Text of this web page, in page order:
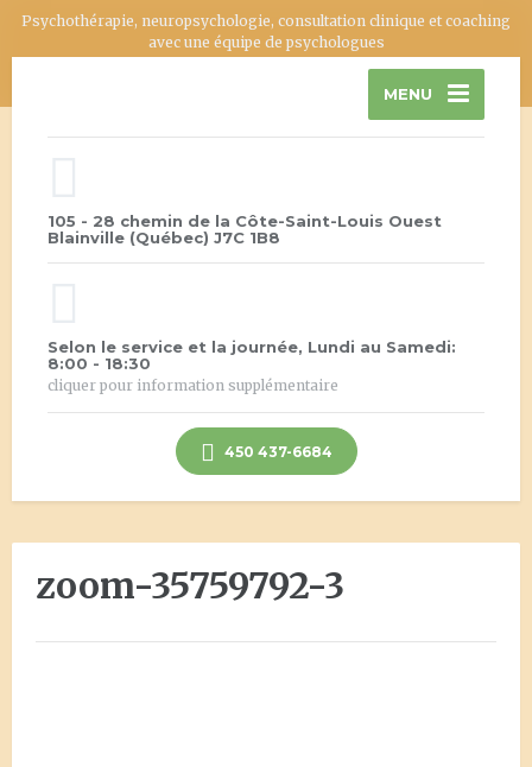
Psychothérapie, neuropsychologie, consultation clinique et coaching
avec une équipe de psychologues
MENU
105 - 28 chemin de la Côte-Saint-Louis Ouest
Blainville (Québec) J7C 1B8
Selon le service et la journée, Lundi au Samedi:
8:00 - 18:30
cliquer pour information supplémentaire
450 437-6684
zoom-35759792-3